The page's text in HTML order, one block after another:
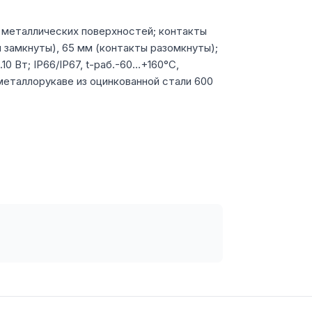
поверхностей; контакты
65 мм (контакты разомкнуты);
Вт; IP66/IP67, t-раб.-60…+160°С,
из оцинкованной стали 600